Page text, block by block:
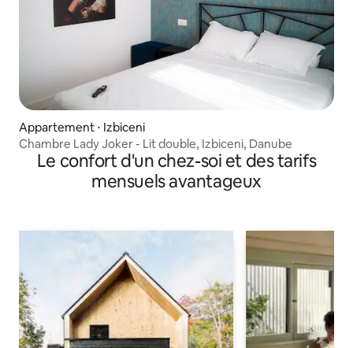
Appartement ⋅ Izbiceni
Chambre Lady Joker - Lit double, Izbiceni, Danube
Le confort d'un chez-soi et des tarifs
mensuels avantageux